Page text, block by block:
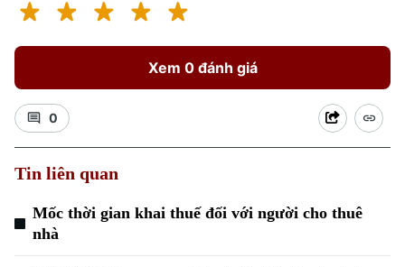
Xu hướng
Xem 0 đánh giá
0
Tin liên quan
Mốc thời gian khai thuế đối với người cho thuê
nhà